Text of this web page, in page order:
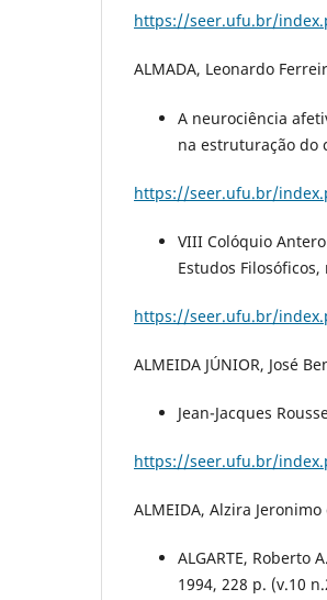
https://seer.ufu.br/
ALMADA, Leonardo
A neurociência
na estruturação do
https://seer.ufu.br/
VIII Colóquio
Estudos
https://seer.ufu.br/
ALMEIDA JÚNIOR, José
Jean-Jacques
https://seer.ufu.br/
ALMEIDA, Alzira
ALGARTE, Roberto A.
1994, 228 p. (v.10